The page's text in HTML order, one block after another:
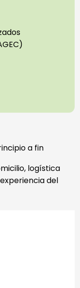
a fin
logística
del